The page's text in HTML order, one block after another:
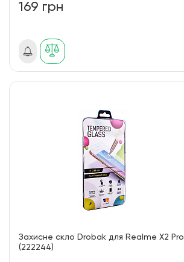
169 грн
Захисне скло Drobak для Realme X2 Pro
(222244)